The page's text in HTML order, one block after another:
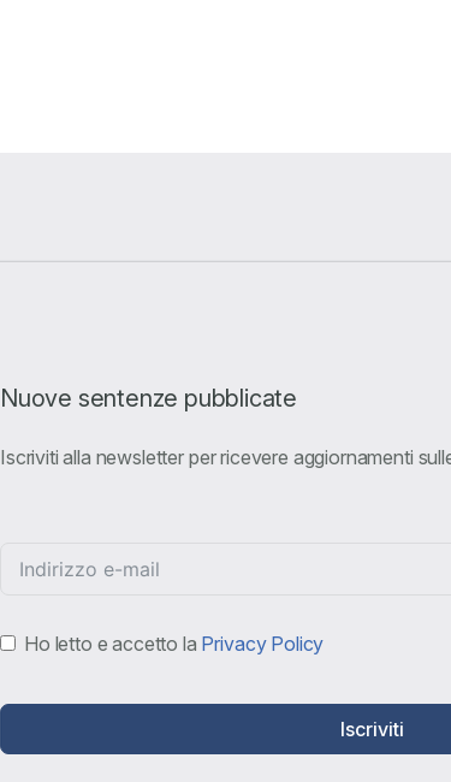
Nuove sentenze pubblicate
Iscriviti alla newsletter per ricevere aggiornamenti
Ho letto e accetto la Privacy Policy
Iscriviti